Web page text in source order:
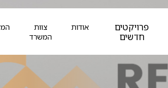
פרויקטים
חדשים
אודות
צוות
המשרד